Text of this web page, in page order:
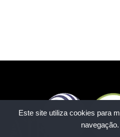
Este site utiliza cookies para
navegação.